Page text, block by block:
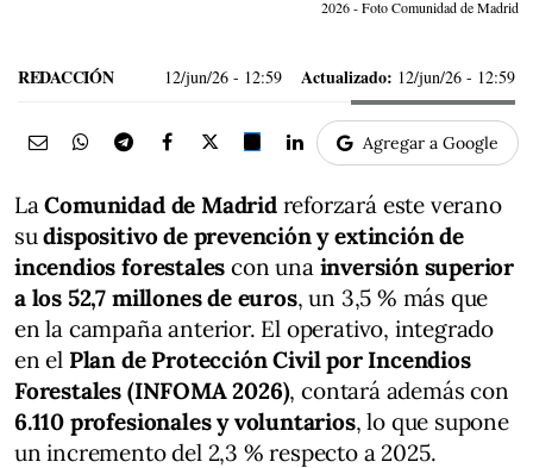
2026 - Foto Comunidad de Madrid
REDACCIÓN 12/jun/26 - 12:59 Actualizado: 12/jun/26 - 12:59
Agregar a Google
LaComunidad de Madridreforzará este verano
sudispositivo de prevención y extinción de
incendios forestales con una inversión superior
a los 52,7 millones de euros, un 3,5 % más que
en la campaña anterior. El operativo, integrado
en el Plan de Protección Civil por Incendios
Forestales (INFOMA 2026), contará además con
6.110 profesionales y voluntarios, lo que supone
un incremento del 2,3 % respecto a 2025.